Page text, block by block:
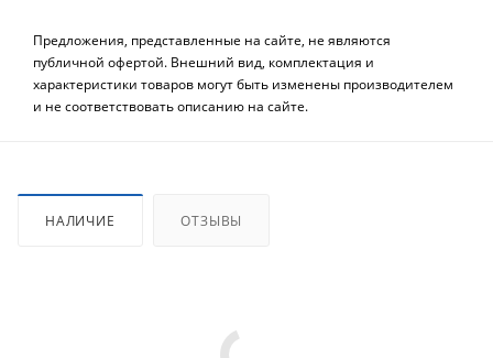
Предложения, представленные на сайте, не являются
публичной офертой. Внешний вид, комплектация и
характеристики товаров могут быть изменены производителем
и не соответствовать описанию на сайте.
НАЛИЧИЕ ОТЗЫВЫ